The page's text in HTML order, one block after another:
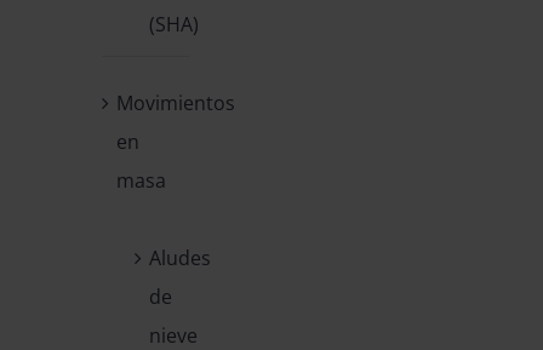
(SHA)
Movimientos
en
masa
Aludes
de
nieve